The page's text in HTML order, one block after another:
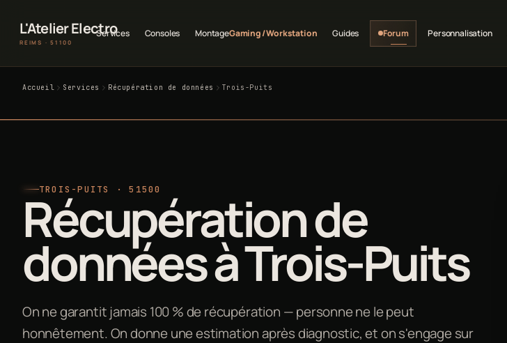
L'Atelier Electro
REIMS · 51100
Services Consoles MontageGaming / Workstation Guides Forum Personnalisation
Accueil Services Récupération de données Trois-Puits
TROIS-PUITS · 51500
Récupération de
données à Trois-Puits
On ne garantit jamais 100 % de récupération — personne ne le peut
honnêtement. On donne une estimation après diagnostic, et on s'engage sur